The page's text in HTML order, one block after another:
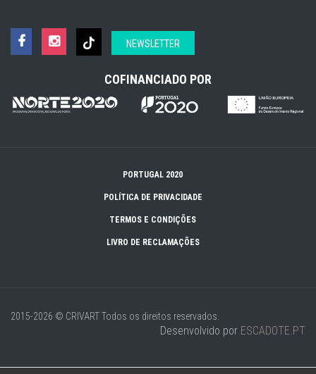
NEWSLETTER
COFINANCIADO POR
PORTUGAL 2020
POLÍTICA DE PRIVACIDADE
TERMOS E CONDIÇÕES
LIVRO DE RECLAMAÇÕES
2015-2026 © CRIVARTTodos os direitos reservados.
Desenvolvido por ESCADOTE.PT